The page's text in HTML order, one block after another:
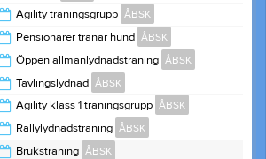
Agility träningsgrupp ÅBSK
Pensionärer tränar hund ÅBSK
Öppen allmänlydnadsträning ÅBSK
Tävlingslydnad ÅBSK
Agility klass 1 träningsgrupp ÅBSK
Konstgräset nära gamla containern
Rallylydnadsträning ÅBSK
Gräsplan mot parkeringen
Bruksträning ÅBSK